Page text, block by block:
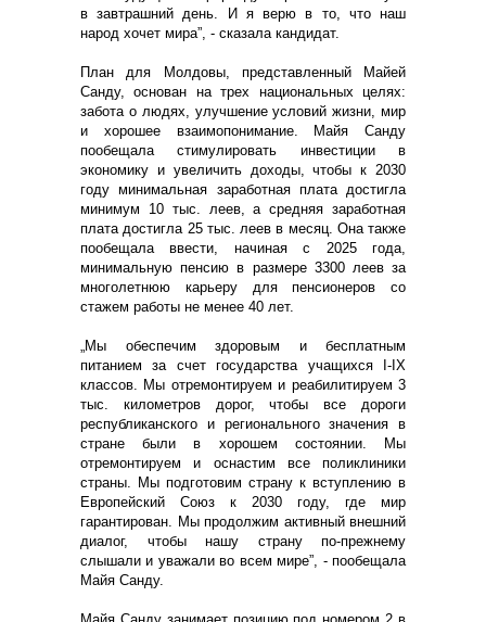
в завтрашний день. И я верю в то, что наш
народ хочет мира”, - сказала кандидат.
План для Молдовы, представленный Майей
Санду, основан на трех национальных целях:
забота о людях, улучшение условий жизни, мир
и хорошее взаимопонимание. Майя Санду
пообещала стимулировать инвестиции в
экономику и увеличить доходы, чтобы к 2030
году минимальная заработная плата достигла
минимум 10 тыс. леев, а средняя заработная
плата достигла 25 тыс. леев в месяц. Она также
пообещала ввести, начиная с 2025 года,
минимальную пенсию в размере 3300 леев за
многолетнюю карьеру для пенсионеров со
стажем работы не менее 40 лет.
„Мы обеспечим здоровым и бесплатным
питанием за счет государства учащихся I-IX
классов. Мы отремонтируем и реабилитируем 3
тыс. километров дорог, чтобы все дороги
республиканского и регионального значения в
стране были в хорошем состоянии. Мы
отремонтируем и оснастим все поликлиники
страны. Мы подготовим страну к вступлению в
Европейский Союз к 2030 году, где мир
гарантирован. Мы продолжим активный внешний
диалог, чтобы нашу страну по-прежнему
слышали и уважали во всем мире”, - пообещала
Майя Санду.